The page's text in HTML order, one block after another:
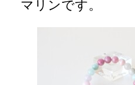
マリンです。